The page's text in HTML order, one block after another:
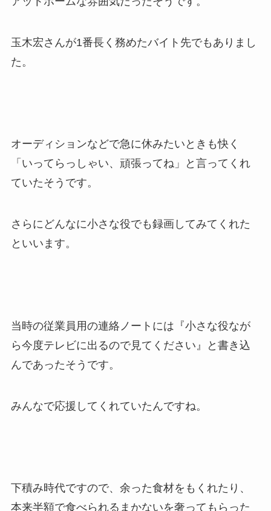
玉木宏さんが1番長く務めたバイト先でもありまし
た。
オーディションなどで急に休みたいときも快く
「いってらっしゃい、頑張ってね」と言ってくれ
ていたそうです。
さらにどんなに小さな役でも録画してみてくれた
といいます。
当時の従業員用の連絡ノートには『小さな役なが
ら今度テレビに出るので見てください』と書き込
んであったそうです。
みんなで応援してくれていたんですね。
下積み時代ですので、余った食材をもくれたり、
本来半額で食べられるまかないを奢ってもらった